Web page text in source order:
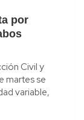
por
Civil y
martes se
variable,